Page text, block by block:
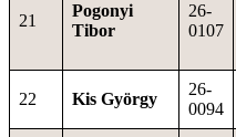
21
Pogonyi
Tibor
26-
0107
22 Kis György
26-
0094